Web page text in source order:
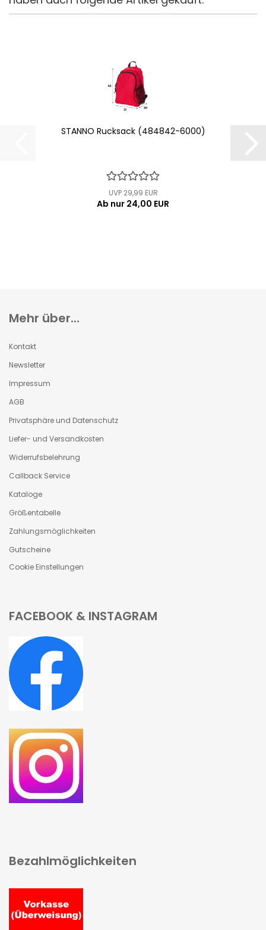
STANNO Rucksack (484842-6000)
UVP 29,99 EUR
Ab nur 24,00 EUR
Mehr über...
Kontakt
Newsletter
Impressum
AGB
Privatsphäre und Datenschutz
Liefer- und Versandkosten
Widerrufsbelehrung
Callback Service
Kataloge
Größentabelle
Zahlungsmöglichkeiten
Gutscheine
Cookie Einstellungen
FACEBOOK & INSTAGRAM
Bezahlmöglichkeiten